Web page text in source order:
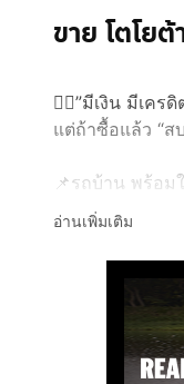
ขาย โตโยต้
👉🏻”มีเงิน มีเค
แต่ถ้าซื้อแล้ว “ส
📌รถบ้าน พร้อม
📌รับประกัน ไม่
📌รับประกันไม
📌ต่างจังหวัด ซื้
📌ซื้อได้ทุกอา
📌เอกสารครบ
อ่านเพิ่มเติม